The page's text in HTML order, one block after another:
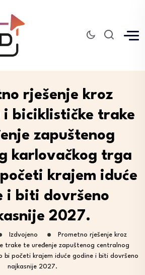
rješenje kroz
i biciklističke trake
zapuštenog
karlovačkog trga
krajem iduće
i biti dovršeno
2027.
Izdvojeno
Prometno rješenje kroz
trake te uređenje zapuštenog centralnog
bi početi krajem iduće godine i biti dovršeno
najkasnije 2027.